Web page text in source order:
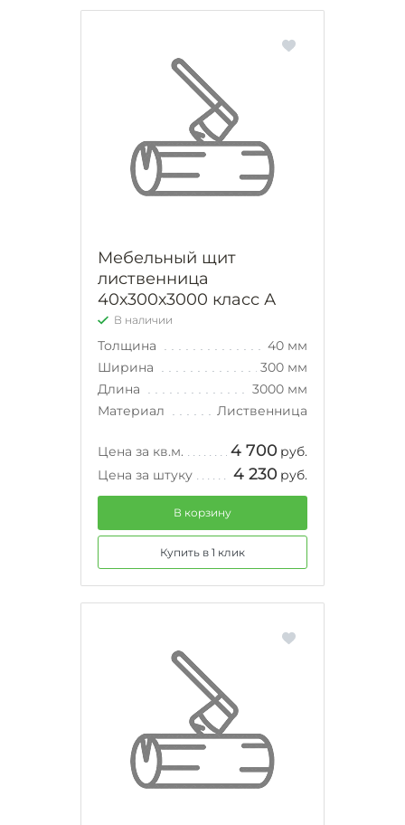
Мебельный щит
лиственница
40х300х3000 класс А
В наличии
Толщина
40 мм
Ширина
300 мм
Длина
3000 мм
Материал
Лиственница
Цена за кв.м. 4 700 руб.
Цена за штуку
4 230 руб.
В корзину
Купить в 1 клик